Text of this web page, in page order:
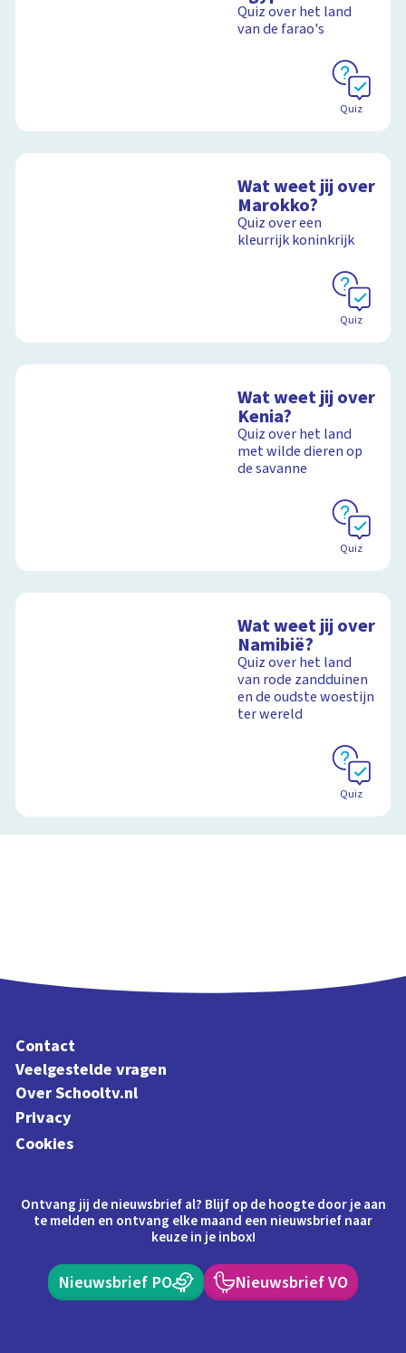
Quiz over het land
van de farao's
Quiz
Wat weet jij over
Marokko?
Quiz over een
kleurrijk koninkrijk
Quiz
Wat weet jij over
Kenia?
Quiz over het land
met wilde dieren op
de savanne
Quiz
Wat weet jij over
Namibië?
Quiz over het land
van rode zandduinen
en de oudste woestijn
ter wereld
Quiz
Contact
Veelgestelde vragen
Over Schooltv.nl
Privacy
Cookies
Ontvang jij de nieuwsbrief al? Blijf op de hoogte door je aan
te melden en ontvang elke maand een nieuwsbrief naar
keuze in je inbox!
Nieuwsbrief PO Nieuwsbrief VO